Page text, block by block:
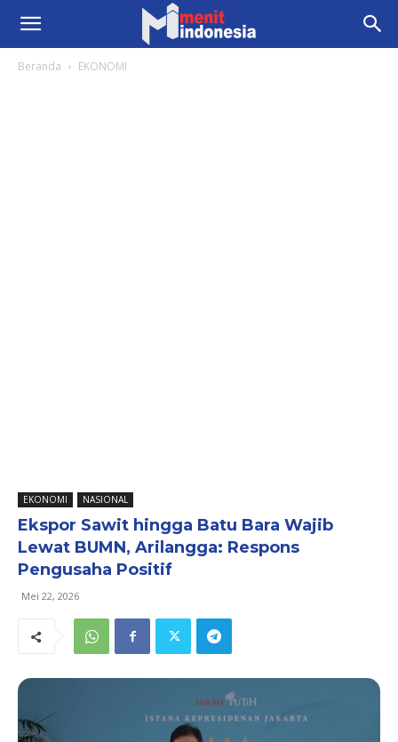
Beranda EKONOMI
EKONOMI NASIONAL
Ekspor Sawit hingga Batu Bara Wajib
Lewat BUMN, Arilangga: Respons
Pengusaha Positif
Mei 22, 2026